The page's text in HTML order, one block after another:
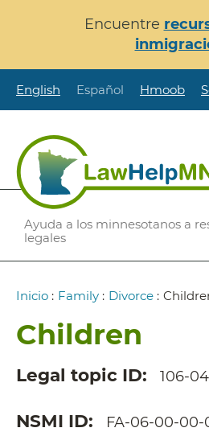
principal
Encuentre
English Español Hmoob
Ayuda a los minnesotanos a
legales
Ruta
navegación
Inicio : Family : Divorce :
Children
Legal topic ID 106-
NSMI ID FA-06-00-00-